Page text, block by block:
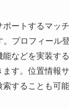
ートするマッチ
プロフィール
などを実装す
す。位置情報
することも可能